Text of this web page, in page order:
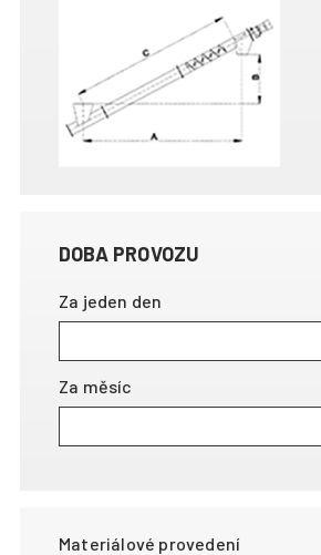
DOBA PROVOZU
Za jeden den
Za měsíc
Materiálové provedení